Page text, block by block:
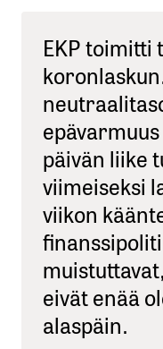
EKP toimitti
päivän liike
viimeiseksi
viikon
eivät enää
alaspäin.